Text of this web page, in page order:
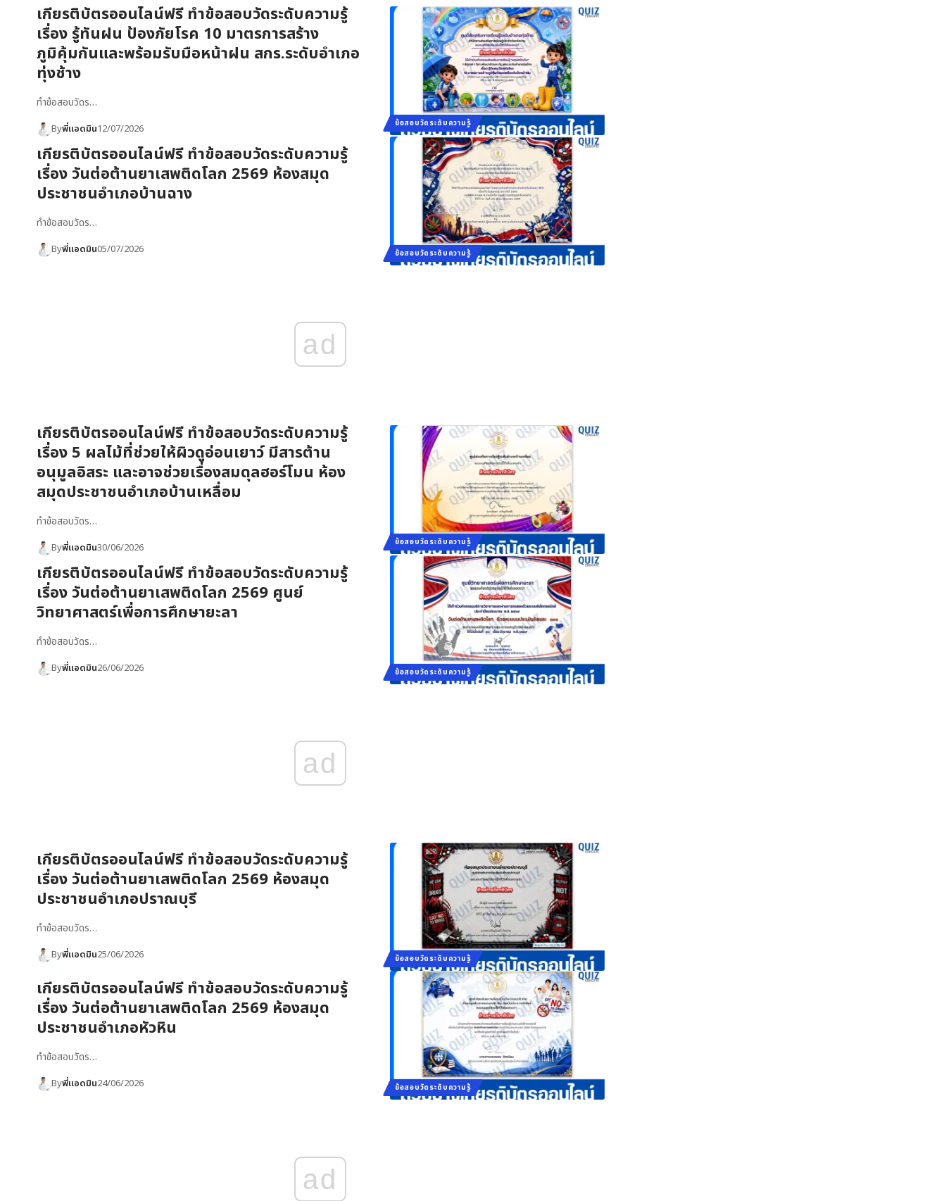
ข้อสอบวัดระดับความรู้
เกียรติบัตรออนไลน์ฟรี ทำข้อสอบวัดระดับความรู้
เรื่อง รู้ทันฝน ป้องภัยโรค 10 มาตรการสร้าง
ภูมิคุ้มกันและพร้อมรับมือหน้าฝน สกร.ระดับอำเภอ
ทุ่งช้าง
ทำข้อสอบวัดร…
Byพี่แอดมิน12/07/2026
ข้อสอบวัดระดับความรู้
เกียรติบัตรออนไลน์ฟรี ทำข้อสอบวัดระดับความรู้
เรื่อง วันต่อต้านยาเสพติดโลก 2569 ห้องสมุด
ประชาชนอำเภอบ้านฉาง
ทำข้อสอบวัดร…
Byพี่แอดมิน05/07/2026
ad
ข้อสอบวัดระดับความรู้
เกียรติบัตรออนไลน์ฟรี ทำข้อสอบวัดระดับความรู้
เรื่อง 5 ผลไม้ที่ช่วยให้ผิวดูอ่อนเยาว์ มีสารต้าน
อนุมูลอิสระ และอาจช่วยเรื่องสมดุลฮอร์โมน ห้อง
สมุดประชาชนอำเภอบ้านเหลื่อม
ทำข้อสอบวัดร…
Byพี่แอดมิน30/06/2026
ข้อสอบวัดระดับความรู้
เกียรติบัตรออนไลน์ฟรี ทำข้อสอบวัดระดับความรู้
เรื่อง วันต่อต้านยาเสพติดโลก 2569 ศูนย์
วิทยาศาสตร์เพื่อการศึกษายะลา
ทำข้อสอบวัดร…
Byพี่แอดมิน26/06/2026
ad
ข้อสอบวัดระดับความรู้
เกียรติบัตรออนไลน์ฟรี ทำข้อสอบวัดระดับความรู้
เรื่อง วันต่อต้านยาเสพติดโลก 2569 ห้องสมุด
ประชาชนอำเภอปราณบุรี
ทำข้อสอบวัดร…
Byพี่แอดมิน25/06/2026
ข้อสอบวัดระดับความรู้
เกียรติบัตรออนไลน์ฟรี ทำข้อสอบวัดระดับความรู้
เรื่อง วันต่อต้านยาเสพติดโลก 2569 ห้องสมุด
ประชาชนอำเภอหัวหิน
ทำข้อสอบวัดร…
Byพี่แอดมิน24/06/2026
ad